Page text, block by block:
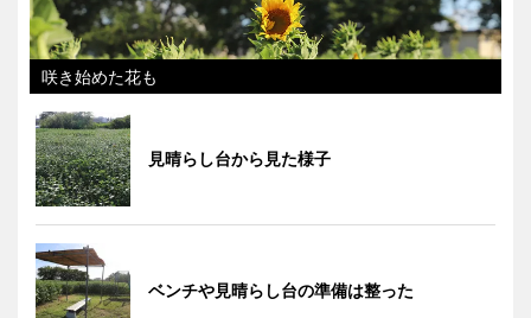
咲き始めた花も
見晴らし台から見た様子
ベンチや見晴らし台の準備は整った